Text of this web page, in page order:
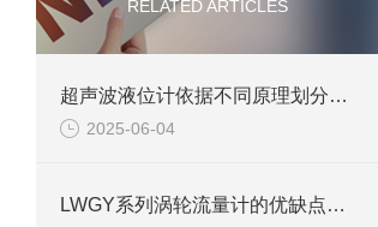
RELATED ARTICLES
超声波液位计依据不同原理划分可以分为几种
2025-06-04
LWGY系列涡轮流量计的优缺点与应用注意事项